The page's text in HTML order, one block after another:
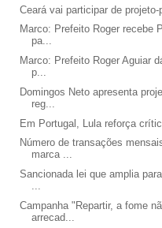
Ceará vai participar de
Marco: Prefeito Roger recebe
pa...
Marco: Prefeito Roger Aguiar
p...
Domingos Neto apresenta
reg...
Em Portugal, Lula reforça
Número de transações
marca ...
Sancionada lei que amplia
...
Campanha "Repartir, a fome
arrecad...